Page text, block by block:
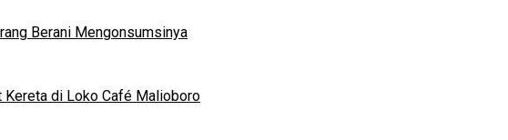
Berani Mengonsumsinya
Kereta di Loko Café Malioboro